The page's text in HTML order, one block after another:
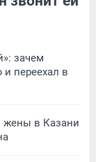
зачем
переехал в
жены в Казани